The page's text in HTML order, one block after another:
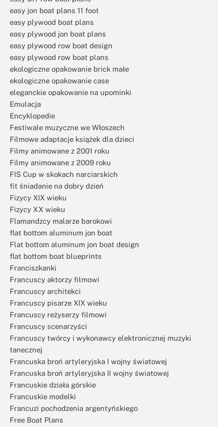
easy jon boat plans 11 foot
easy plywood boat plans
easy plywood jon boat plans
easy plywood row boat design
easy plywood row boat plans
ekologiczne opakowanie brick małe
ekologiczne opakowanie case
eleganckie opakowanie na upominki
Emulacja
Encyklopedie
Festiwale muzyczne we Włoszech
Filmowe adaptacje książek dla dzieci
Filmy animowane z 2001 roku
Filmy animowane z 2009 roku
FIS Cup w skokach narciarskich
fit śniadanie na dobry dzień
Fizycy XIX wieku
Fizycy XX wieku
Flamandzcy malarze barokowi
flat bottom aluminum jon boat
Flat bottom aluminum jon boat design
flat bottom boat blueprints
Franciszkanki
Francuscy aktorzy filmowi
Francuscy architekci
Francuscy pisarze XIX wieku
Francuscy reżyserzy filmowi
Francuscy scenarzyści
Francuscy twórcy i wykonawcy elektronicznej muzyki
tanecznej
Francuska broń artyleryjska I wojny światowej
Francuska broń artyleryjska II wojny światowej
Francuskie działa górskie
Francuskie modelki
Francuzi pochodzenia argentyńskiego
Free Boat Plans